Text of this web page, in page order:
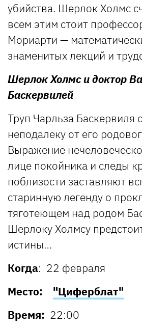
убийства. Шерлок Холмс
всем этим стоит
Мориарти —
знаменитых лекций и
Шерлок Холмс и доктор
Баскервилей
Труп Чарльза Баскервиля
неподалеку от его
Выражение
лице покойника и следы
поблизости заставляют
старинную легенду о
тяготеющем над родом
Шерлоку Холмсу
истины…
Когда: 22 февраля
Место:
"Циферблат"
Время: 22:00